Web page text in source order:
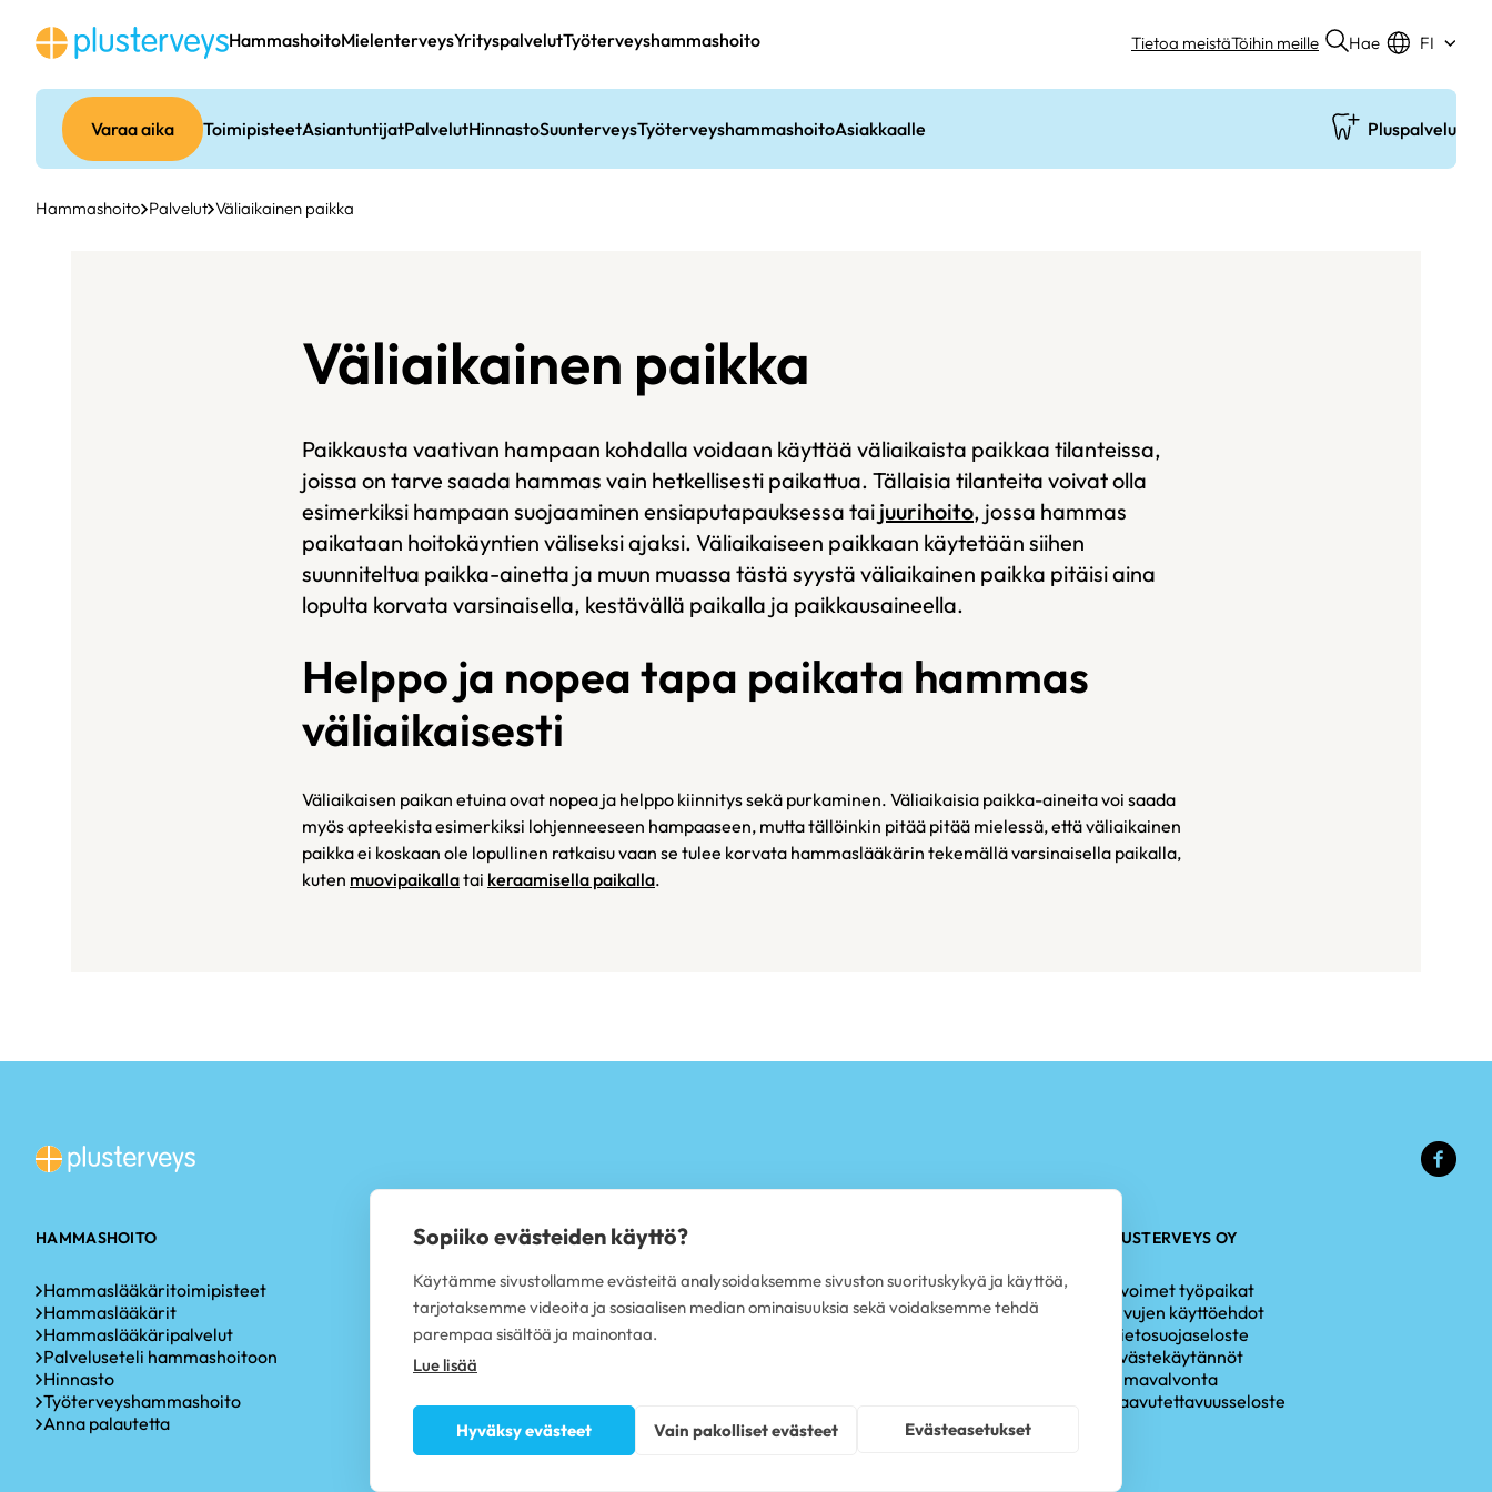
sisältöön
Hammashoito
Varaa aika ToimipisteetAsiantuntijatPalvelutHinnastoSuunterveysTyöterveyshammashoitoAsiakkaalle Pluspalvelu
MielenterveysYrityspalvelutTyöterveyshammashoito Tietoa meistäTöihin meille Hae FI
Hammashoito Palvelut Väliaikainen paikka
Väliaikainen paikka
Paikkausta vaativan hampaan kohdalla voidaan käyttää väliaikaista paikkaa tilanteissa,
joissa on tarve saada hammas vain hetkellisesti paikattua. Tällaisia tilanteita voivat olla
esimerkiksi hampaan suojaaminen ensiaputapauksessa tai juurihoito, jossa hammas
paikataan hoitokäyntien väliseksi ajaksi. Väliaikaiseen paikkaan käytetään siihen
suunniteltua paikka-ainetta ja muun muassa tästä syystä väliaikainen paikka pitäisi aina
lopulta korvata varsinaisella, kestävällä paikalla ja paikkausaineella.
Helppo ja nopea tapa paikata hammas
väliaikaisesti
Väliaikaisen paikan etuina ovat nopea ja helppo kiinnitys sekä purkaminen. Väliaikaisia paikka-aineita voi saada
myös apteekista esimerkiksi lohjenneeseen hampaaseen, mutta tällöinkin pitää pitää mielessä, että väliaikainen
paikka ei koskaan ole lopullinen ratkaisu vaan se tulee korvata hammaslääkärin tekemällä varsinaisella paikalla,
kuten muovipaikallatai keraamisella paikalla.
HAMMASHOITO
Hammaslääkäritoimipisteet
Hammaslääkärit
Hammaslääkäripalvelut
Palveluseteli hammashoitoon
Hinnasto
Työterveyshammashoito
Anna palautetta
TOIMIPISTEET
Hammaslääkärit Espoo
Hammaslääkärit Helsinki
Hammaslääkärit Jyväskylä
Hammaslääkärit Tampere
Hammaslääkärit Turku
Hammaslääkärit Oulu
Hammaslääkärit Vantaa
Hammaslääkärit koko Suomi
Hammastarkastus
Iensairauksien hoito
Hampaiden paikkaus
Hampaan poisto
PLUSTERVEYS OY
Avoimet työpaikat
Sivujen käyttöehdot
Tietosuojaseloste
Evästekäytännöt
Omavalvonta
Saavutettavuusseloste
Sopiiko evästeiden käyttö?
Käytämme sivustollamme evästeitä analysoidaksemme sivuston suorituskykyä ja käyttöä,
tarjotaksemme videoita ja sosiaalisen median ominaisuuksia sekä voidaksemme tehdä
parempaa sisältöä ja mainontaa.
Lue lisää
Hyväksy evästeet Vain pakolliset evästeet Evästeasetukset